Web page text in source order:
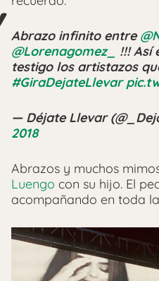
Abrazo infinito entre
@Lorenagomez_
!!! Así
testigo los artistazos
#GiraDejateLlevar
— Déjate Llevar
2018
Abrazos y muchos
Luengo con su hijo. El
acompañando en toda la